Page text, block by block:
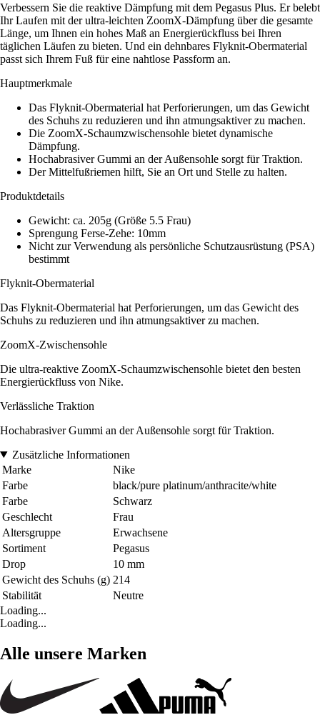
Verbessern Sie die reaktive Dämpfung mit dem Pegasus Plus. Er belebt
Ihr Laufen mit der ultra-leichten ZoomX-Dämpfung über die gesamte
Länge, um Ihnen ein hohes Maß an Energierückfluss bei Ihren
täglichen Läufen zu bieten. Und ein dehnbares Flyknit-Obermaterial
passt sich Ihrem Fuß für eine nahtlose Passform an.
Hauptmerkmale
Das Flyknit-Obermaterial hat Perforierungen, um das Gewicht
des Schuhs zu reduzieren und ihn atmungsaktiver zu machen.
Die ZoomX-Schaumzwischensohle bietet dynamische
Dämpfung.
Hochabrasiver Gummi an der Außensohle sorgt für Traktion.
Der Mittelfußriemen hilft, Sie an Ort und Stelle zu halten.
Produktdetails
Gewicht: ca. 205g (Größe 5.5 Frau)
Sprengung Ferse-Zehe: 10mm
Nicht zur Verwendung als persönliche Schutzausrüstung (PSA)
bestimmt
Flyknit-Obermaterial
Das Flyknit-Obermaterial hat Perforierungen, um das Gewicht des
Schuhs zu reduzieren und ihn atmungsaktiver zu machen.
ZoomX-Zwischensohle
Die ultra-reaktive ZoomX-Schaumzwischensohle bietet den besten
Energierückfluss von Nike.
Verlässliche Traktion
Hochabrasiver Gummi an der Außensohle sorgt für Traktion.
Zusätzliche Informationen
Marke
Nike
Farbe
black/pure platinum/anthracite/white
Farbe
Schwarz
Geschlecht
Frau
Altersgruppe
Erwachsene
Sortiment
Pegasus
Drop
10 mm
Gewicht des Schuhs (g) 214
Stabilität
Neutre
Loading...
Loading...
Alle unsere Marken